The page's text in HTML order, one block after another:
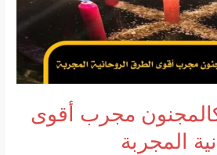
مجرب أقوى
المجربة